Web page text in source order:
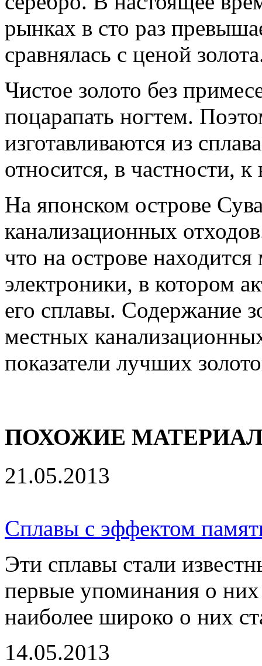
рынках в сто раз
сравнялась с ценой
Чистое золото без
поцарапать ногтем.
изготавливаются из
относится, в частности,
На японском острове
канализационных
что на острове
электроники, в котором
его сплавы. Содержание
местных
показатели лучших
ПОХОЖИЕ
21.05.2013
Сплавы с эффектом
Эти сплавы стали
первые упоминания о
наиболее широко о них
14.05.2013